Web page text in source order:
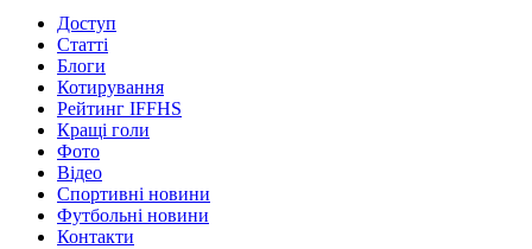
Доступ
Статті
Блоги
Котирування
Рейтинг IFFHS
Кращі голи
Фото
Відео
Спортивні новини
Футбольні новини
Контакти